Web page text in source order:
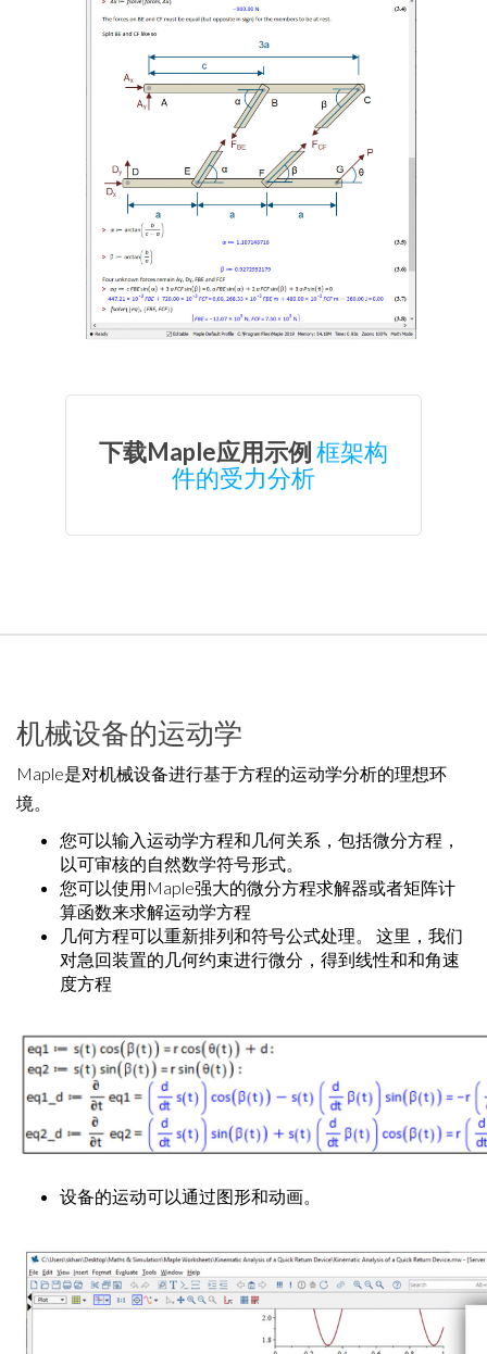
下载Maple应用示例框架构
件的受力分析
机械设备的运动学
Maple是对机械设备进行基于方程的运动学分析的理想环
境。
您可以输入运动学方程和几何关系，包括微分方程，
以可审核的自然数学符号形式。
您可以使用Maple强大的微分方程求解器或者矩阵计
算函数来求解运动学方程
几何方程可以重新排列和符号公式处理。 这里，我们
对急回装置的几何约束进行微分，得到线性和和角速
度方程
设备的运动可以通过图形和动画。